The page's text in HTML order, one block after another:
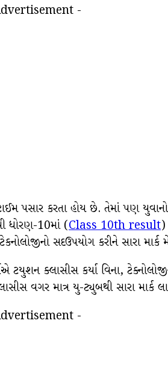
-
પસાર કરતા હોય છે. તેમાં પણ
ધોરણ-10માં (Class 10th result)
સદઉપયોગ કરીને સારા માર્ક
ટયુશન ક્લાસીસ કર્યા વિના,
વગર માત્ર યુ-ટ્યુબથી સારા
-